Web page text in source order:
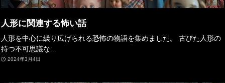
人形に関連する怖い話
人形を中心に繰り広げられる恐怖の物語を集めました。 古びた人形の
持つ不可思議な...
2024年3月4日